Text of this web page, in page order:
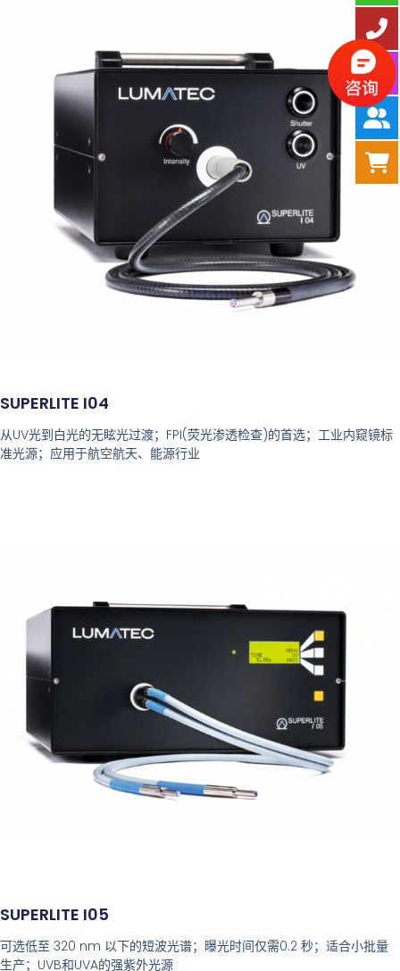
SUPERLITE I04
从UV光到白光的无眩光过渡；FPI(荧光渗透检查)的首选；工业内窥镜标
准光源；应用于航空航天、能源行业
SUPERLITE I05
可选低至 320 nm 以下的短波光谱；曝光时间仅需0.2 秒；适合小批量
生产；UVB和UVA的强紫外光源